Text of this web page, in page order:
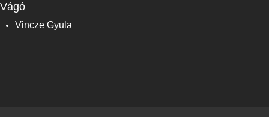
Vágó
Vincze Gyula